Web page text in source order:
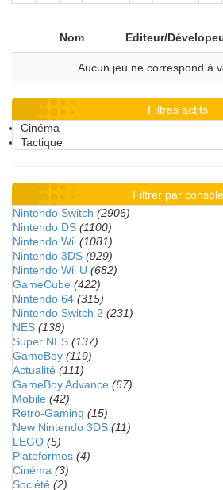
Nom Editeur/
Aucun jeu ne correspond à
Filtres actifs
Cinéma
Tactique
Filtrer par console
Nintendo Switch (2906)
Nintendo DS (1100)
Nintendo Wii (1081)
Nintendo 3DS (929)
Nintendo Wii U (682)
GameCube (422)
Nintendo 64 (315)
Nintendo Switch 2 (231)
NES (138)
Super NES (137)
GameBoy (119)
Actualité (111)
GameBoy Advance (67)
Mobile (42)
Retro-Gaming (15)
New Nintendo 3DS (11)
LEGO (5)
Plateformes (4)
Cinéma (3)
Société (2)